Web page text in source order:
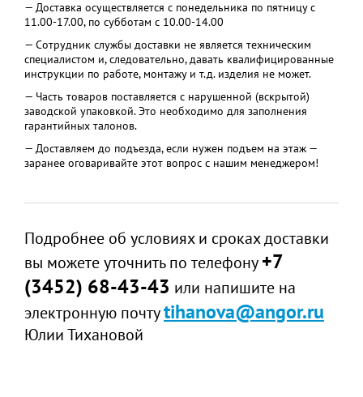
— Доставка осуществляется с понедельника по пятницу с
11.00-17.00, по субботам с 10.00-14.00
— Сотрудник службы доставки не является техническим
специалистом и, следовательно, давать квалифицированные
инструкции по работе, монтажу и т.д. изделия не может.
— Часть товаров поставляется с нарушенной (вскрытой)
заводской упаковкой. Это необходимо для заполнения
гарантийных талонов.
— Доставляем до подъезда, если нужен подъем на этаж —
заранее оговаривайте этот вопрос с нашим менеджером!
Подробнее об условиях и сроках доставки
вы можете уточнить по телефону+7
(3452) 68-43-43 или напишите на
электронную почтуtihanova@angor.ru
Юлии Тихановой